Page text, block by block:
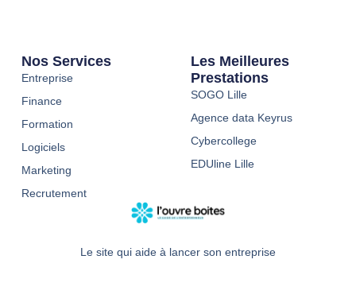
Le site qui aide à lancer son entreprise
Nos Services
Entreprise
Finance
Formation
Logiciels
Marketing
Recrutement
Les Meilleures
Prestations
SOGO Lille
Agence data Keyrus
Cybercollege
EDUline Lille